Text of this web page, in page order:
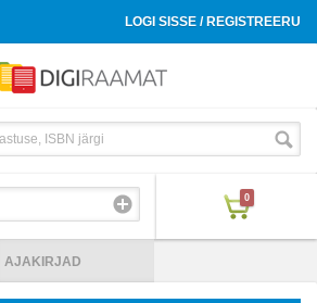
LOGI SISSE / REGISTREERU
0
AJAKIRJAD